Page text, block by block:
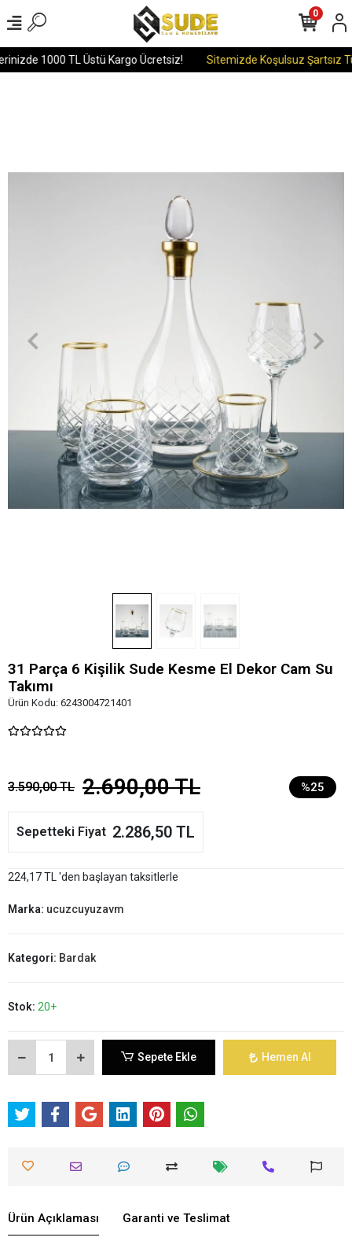
1000 TL Üstü Kargo Ücretsiz! Sitemizde Koşulsuz Şartsız
0
31 Parça 6 Kişilik Sude Kesme El Dekor Cam Su
Takımı
Ürün Kodu: 6243004721401
3.590,00 TL 2.690,00 TL %25
Sepetteki Fiyat 2.286,50 TL
224,17 TL 'den başlayan taksitlerle
Marka: ucuzcuyuzavm
Kategori: Bardak
Stok: 20+
Sepete Ekle Hemen Al
Ürün Açıklaması Garanti ve Teslimat